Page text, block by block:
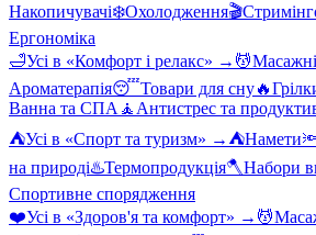
Накопичувачі❄️Охолодження🎬
Ергономіка
🛁Усі в «Комфорт і релакс» → 💆
Ароматерапія😴Товари для сну🔥
Ванна та СПА 🧘 Антистрес та
⛺Усі в «Спорт та туризм» → ⛺Намети
на природі♨️Термопродукція🪓Набори
Спортивне спорядження
❤️Усі в «Здоров'я та комфорт» → 💆